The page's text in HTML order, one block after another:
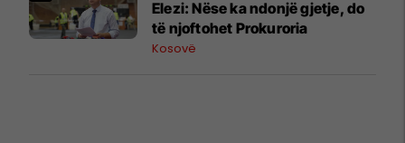
Elezi: Nëse ka ndonjë gjetje, do
të njoftohet Prokuroria
Kosovë